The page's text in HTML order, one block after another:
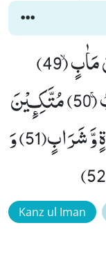
هٰذَا ذِكْرٌؕ-وَ اِنَّ لِلْمُتَّقِیْنَ لَحُسْنَ مَاٰبٍۙ (49)
جَنّٰتِ عَدْنٍ مُّفَتَّحَةً لَّهُمُ الْاَبْوَابُۚ (50) مُتَّكِـٕیْنَ
فِیْهَا یَدْعُوْنَ فِیْهَا بِفَاكِهَةٍ كَثِیْرَةٍ وَّ شَرَابٍ(51) وَ
Kanz ul Iman